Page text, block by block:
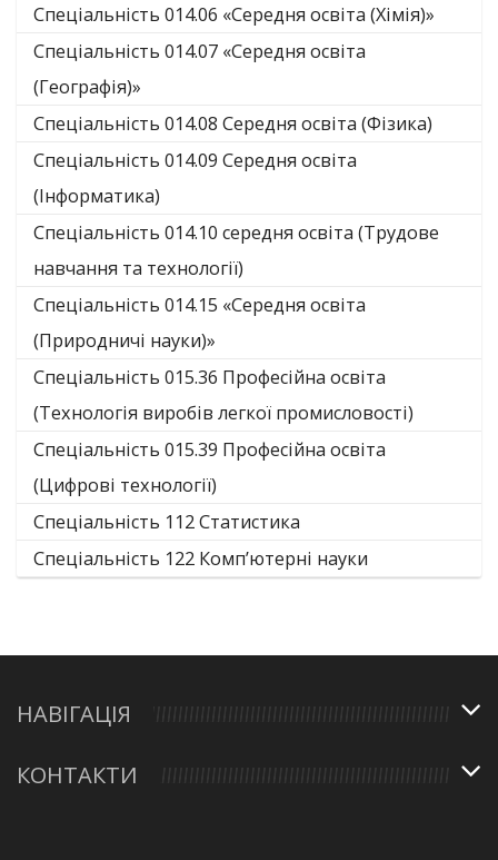
Спеціальність 014.06 «Середня освіта (Хімія)»
Спеціальність 014.07 «Середня освіта
(Географія)»
Спеціальність 014.08 Середня освіта (Фізика)
Спеціальність 014.09 Середня освіта
(Інформатика)
Спеціальність 014.10 середня освіта (Трудове
навчання та технології)
Спеціальність 014.15 «Середня освіта
(Природничі науки)»
Спеціальність 015.36 Професійна освіта
(Технологія виробів легкої промисловості)
Спеціальність 015.39 Професійна освіта
(Цифрові технології)
Спеціальність 112 Статистика
Спеціальність 122 Комп’ютерні науки
НАВІГАЦІЯ
КОНТАКТИ